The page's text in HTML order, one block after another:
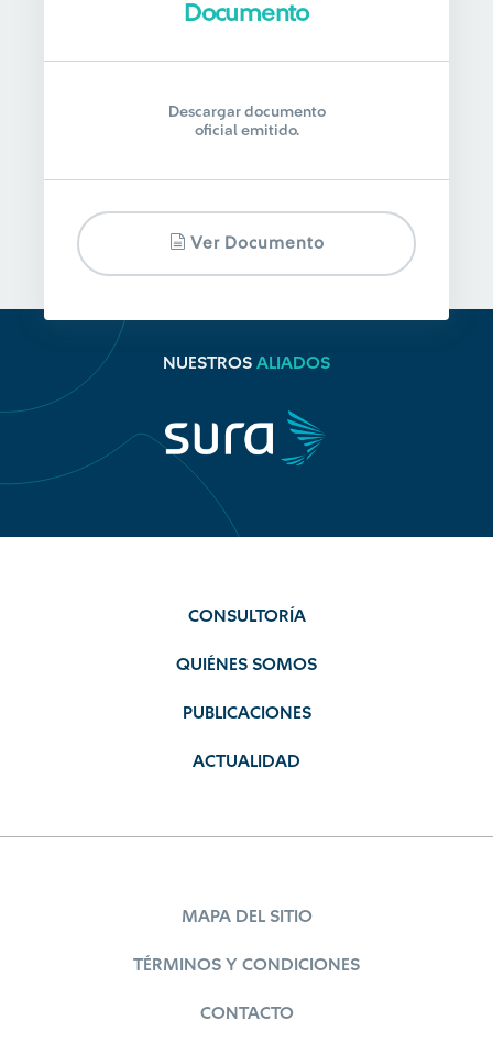
Documento
Descargar documento
oficial emitido.
Ver Documento
NUESTROS ALIADOS
CONSULTORÍA
QUIÉNES SOMOS
PUBLICACIONES
ACTUALIDAD
MAPA DEL SITIO
TÉRMINOS Y CONDICIONES
CONTACTO